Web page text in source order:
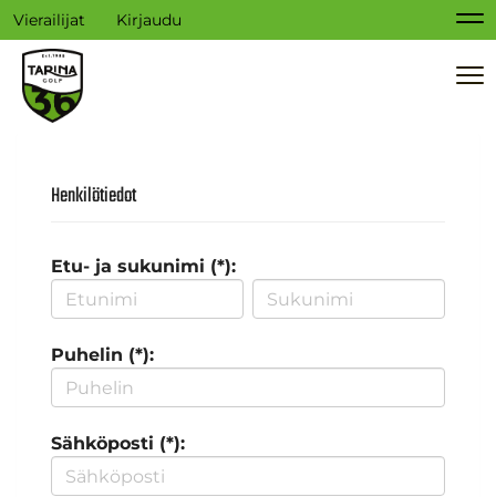
Vierailijat Kirjaudu
Henkilötiedot
Etu- ja sukunimi (*):
Puhelin (*):
Sähköposti (*):